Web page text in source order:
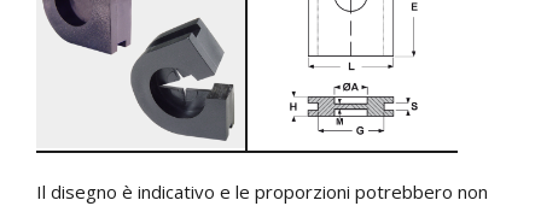
Il disegno è indicativo e le proporzioni potrebbero non